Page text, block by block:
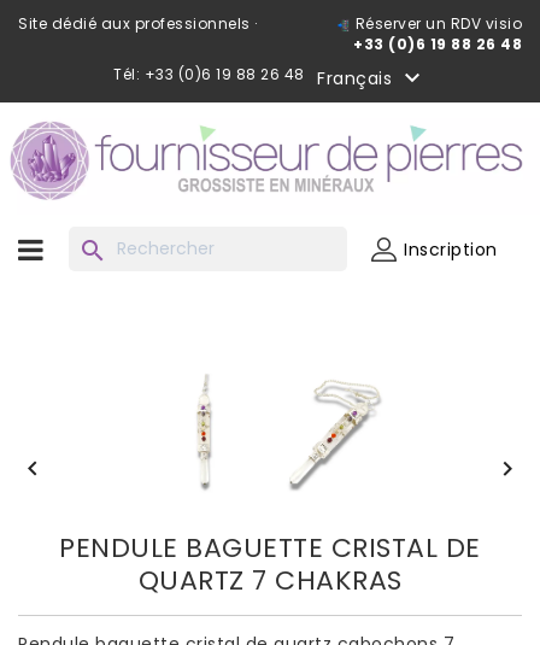
Site dédié aux professionnels ·
Réserver un RDV visio
+33 (0)6 19 88 26 48
Tél: +33 (0)6 19 88 26 48
Français 
search Inscription
 
PENDULE BAGUETTE CRISTAL DE
QUARTZ 7 CHAKRAS